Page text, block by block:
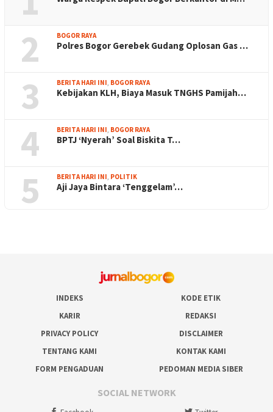
2 BOGOR RAYA
Polres Bogor Gerebek Gudang Oplosan Gas …
3 BERITA HARI INI BOGOR RAYA
Kebijakan KLH, Biaya Masuk TNGHS Pamijah…
4 BERITA HARI INI BOGOR RAYA
BPTJ ‘Nyerah’ Soal Biskita T…
5 BERITA HARI INI POLITIK
Aji Jaya Bintara ‘Tenggelam’…
INDEKS
KODE ETIK
KARIR
REDAKSI
PRIVACY POLICY
DISCLAIMER
TENTANG KAMI
KONTAK KAMI
FORM PENGADUAN
PEDOMAN MEDIA SIBER
SOCIAL NETWORK